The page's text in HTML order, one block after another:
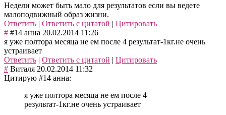
Недели может быть мало для результатов если вы ведете
малоподвижный образ жизни.
Ответить | Ответить с цитатой | Цитировать
# #14 анна 20.02.2014 11:26
я уже полтора месяца не ем после 4 результат-1кг.не очень
устраивает
Ответить | Ответить с цитатой | Цитировать
# Виталя 20.02.2014 11:32
Цитирую #14 анна:
я уже полтора месяца не ем после 4
результат-1кг.не очень устраивает